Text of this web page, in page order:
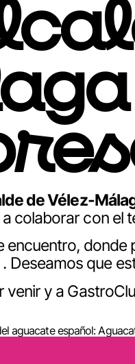
de Vélez-
colaborar con el
encuentro,
. Deseamos que
venir y a
aguacate español: